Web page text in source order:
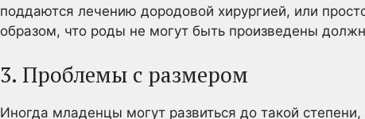
поддаются лечению дородовой хирургией, или
образом, что роды не могут быть произведены
3. Проблемы с размером
Иногда младенцы могут развиться до такой